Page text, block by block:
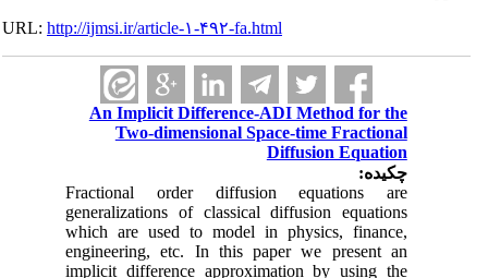
URL:http://ijmsi.ir/article-۱-۴۹۲-fa.html
An Implicit Difference-ADI Method for the
Two-dimensional Space-time Fractional
Diffusion Equation
چکیده:
Fractional order diffusion equations are
generalizations of classical diffusion equations
which are used to model in physics, finance,
engineering, etc. In this paper we present an
implicit difference approximation by using the